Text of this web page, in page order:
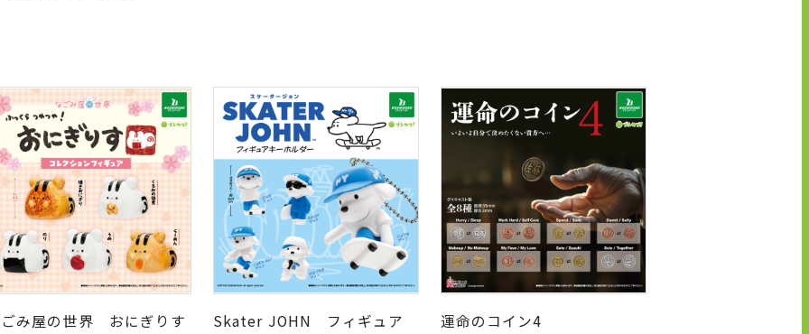
み屋の世界 おにぎりす
Skater JOHN フィギュア
運命のコイン4